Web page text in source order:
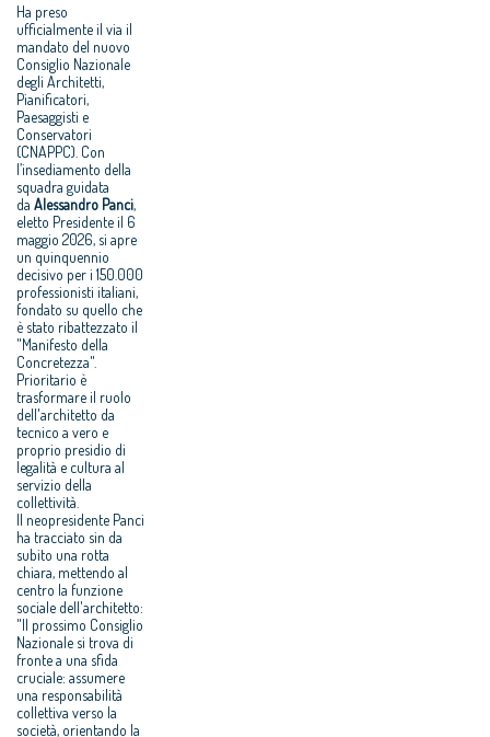
Ha preso
ufficialmente il via il
mandato del nuovo
Consiglio Nazionale
degli Architetti,
Pianificatori,
Paesaggisti e
Conservatori
(CNAPPC). Con
l’insediamento della
squadra guidata
da Alessandro Panci,
eletto Presidente il 6
maggio 2026, si apre
un quinquennio
decisivo per i 150.000
professionisti italiani,
fondato su quello che
è stato ribattezzato il
"Manifesto della
Concretezza".
Prioritario è
trasformare il ruolo
dell'architetto da
tecnico a vero e
proprio presidio di
legalità e cultura al
servizio della
collettività.
Il neopresidente Panci
ha tracciato sin da
subito una rotta
chiara, mettendo al
centro la funzione
sociale dell'architetto:
"Il prossimo Consiglio
Nazionale si trova di
fronte a una sfida
cruciale: assumere
una responsabilità
collettiva verso la
società, orientando la